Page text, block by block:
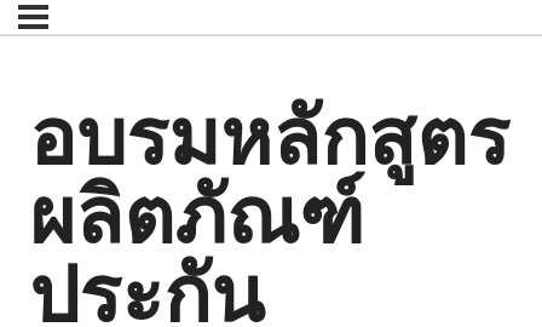
อบรมหลักสูตร
ผลิตภัณฑ์
ประกัน